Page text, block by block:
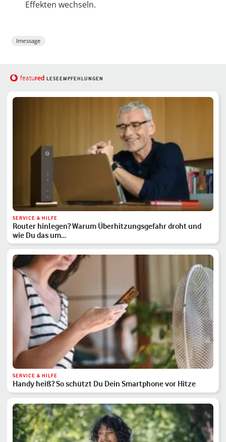
Effekten wechseln.
Imessage
featured LESEEMPFEHLUNGEN
SERVICE & HILFE
Router hinlegen? Warum Überhitzungsgefahr droht und
wie Du das um…
SERVICE & HILFE
Handy heiß? So schützt Du Dein Smartphone vor Hitze